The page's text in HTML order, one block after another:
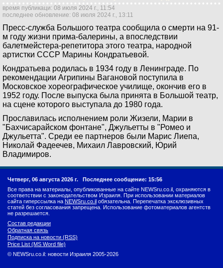
время публикаци: 08 июля 2024 г., 11:54
последнее обновление: 08 июля 2024 г., 13:11
Пресс-служба Большого театра сообщила о смерти на 91-
м году жизни прима-балерины, а впоследствии
балетмейстера-репетитора этого театра, народной
артистки СССР Марины Кондратьевой.
Кондратьева родилась в 1934 году в Ленинграде. По
рекомендации Агрипины Вагановой поступила в
Московское хореографическое училище, окончив его в
1952 году. После выпуска была принята в Большой театр,
на сцене которого выступала до 1980 года.
Прославилась исполнением роли Жизели, Марии в
"Бахчисарайском фонтане", Джульетты в "Ромео и
Джульетта". Среди ее партнеров были Марис Лиепа,
Николай Фадеечев, Михаил Лавровский, Юрий
Владимиров.
Четверг, 06 августа 2026 г. Последнее сообщение: 15:56
Все права на материалы, опубликованные на сайте NEWSru.co.il, охраняются в
соответствии с законодательством Израиля. При использовании материалов
сайта гиперссылка на NEWSru.co.il обязательна. Перепечатка эксклюзивных
статей без согласования запрещена. Использование фотоматериалов агентств
не разрешается.
Состав редакции
Обратная связь
Подписка на новости (RSS)
Price List (MS Word file)
© NEWSru.co.il: новости Израиля 2005-2026